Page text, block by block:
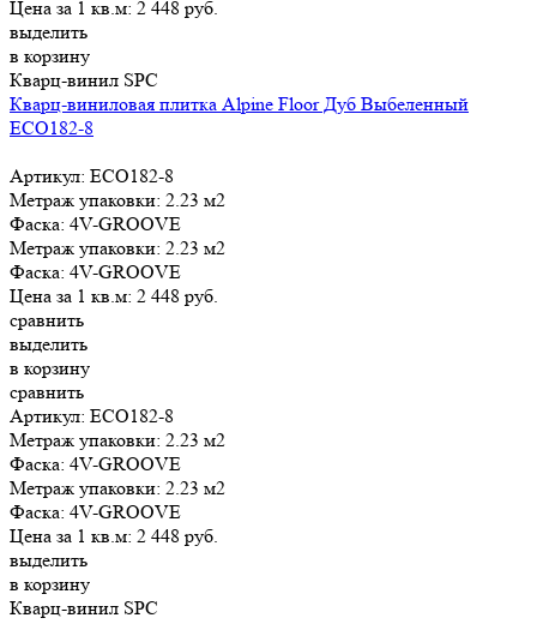
Цена за 1 кв.м: 2 448 руб.
выделить
в корзину
Кварц-винил SPC
Кварц-виниловая плитка Alpine Floor Дуб Выбеленный
ЕСО182-8
Артикул: ЕСО182-8
Метраж упаковки: 2.23 м2
Фаска: 4V-GROOVE
Метраж упаковки: 2.23 м2
Фаска: 4V-GROOVE
Цена за 1 кв.м: 2 448 руб.
сравнить
выделить
в корзину
сравнить
Артикул: ЕСО182-8
Метраж упаковки: 2.23 м2
Фаска: 4V-GROOVE
Метраж упаковки: 2.23 м2
Фаска: 4V-GROOVE
Цена за 1 кв.м: 2 448 руб.
выделить
в корзину
Кварц-винил SPC